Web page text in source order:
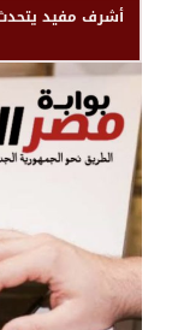
أشرف مفيد